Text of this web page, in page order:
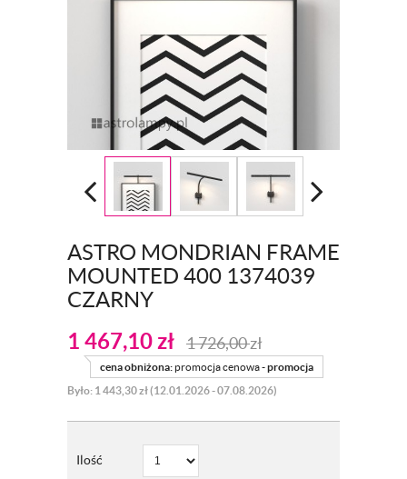
ASTRO MONDRIAN FRAME
MOUNTED 400 1374039
CZARNY
1 467,10zł 1 726,00zł
cena obniżona:promocja cenowa -promocja
Było: 1 443,30 zł (12.01.2026 - 07.08.2026)
Ilość